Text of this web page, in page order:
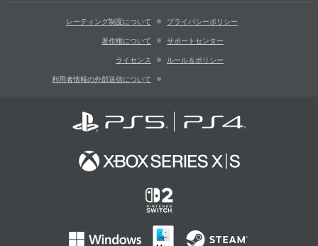
レーティング制度について プライバシーポリシー
著作権について サポートセンター
ライセンス ルール＆ポリシー
利用者情報の外部送信について